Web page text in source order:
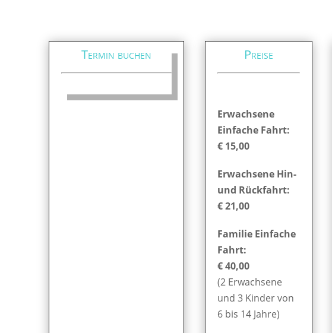
Termin buchen Preise
Erwachsene
Einfache Fahrt:
€ 15,00
Erwachsene Hin-
und Rückfahrt:
€ 21,00
Familie Einfache
Fahrt:
€ 40,00
(2 Erwachsene
und 3 Kinder von
6 bis 14 Jahre)